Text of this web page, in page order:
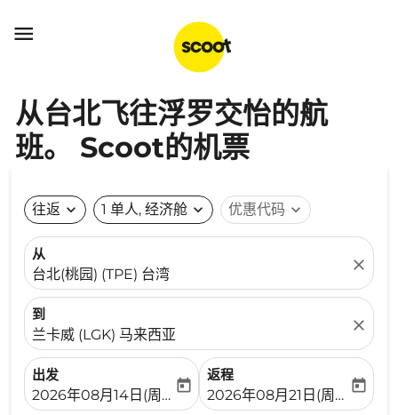

从台北飞往浮罗交怡的航
班。 Scoot的机票
往返 expand_more 1 单人, 经济舱 expand_more 优惠代码 expand_more
从
台北(桃园) (TPE) 台湾
close
到
兰卡威 (LGK) 马来西亚
close
出发
fc-booking-departure-date-aria-label
2026年08月14日(周五)
today
返程
fc-booking-return-date-
2026年08月21日(周五)
today